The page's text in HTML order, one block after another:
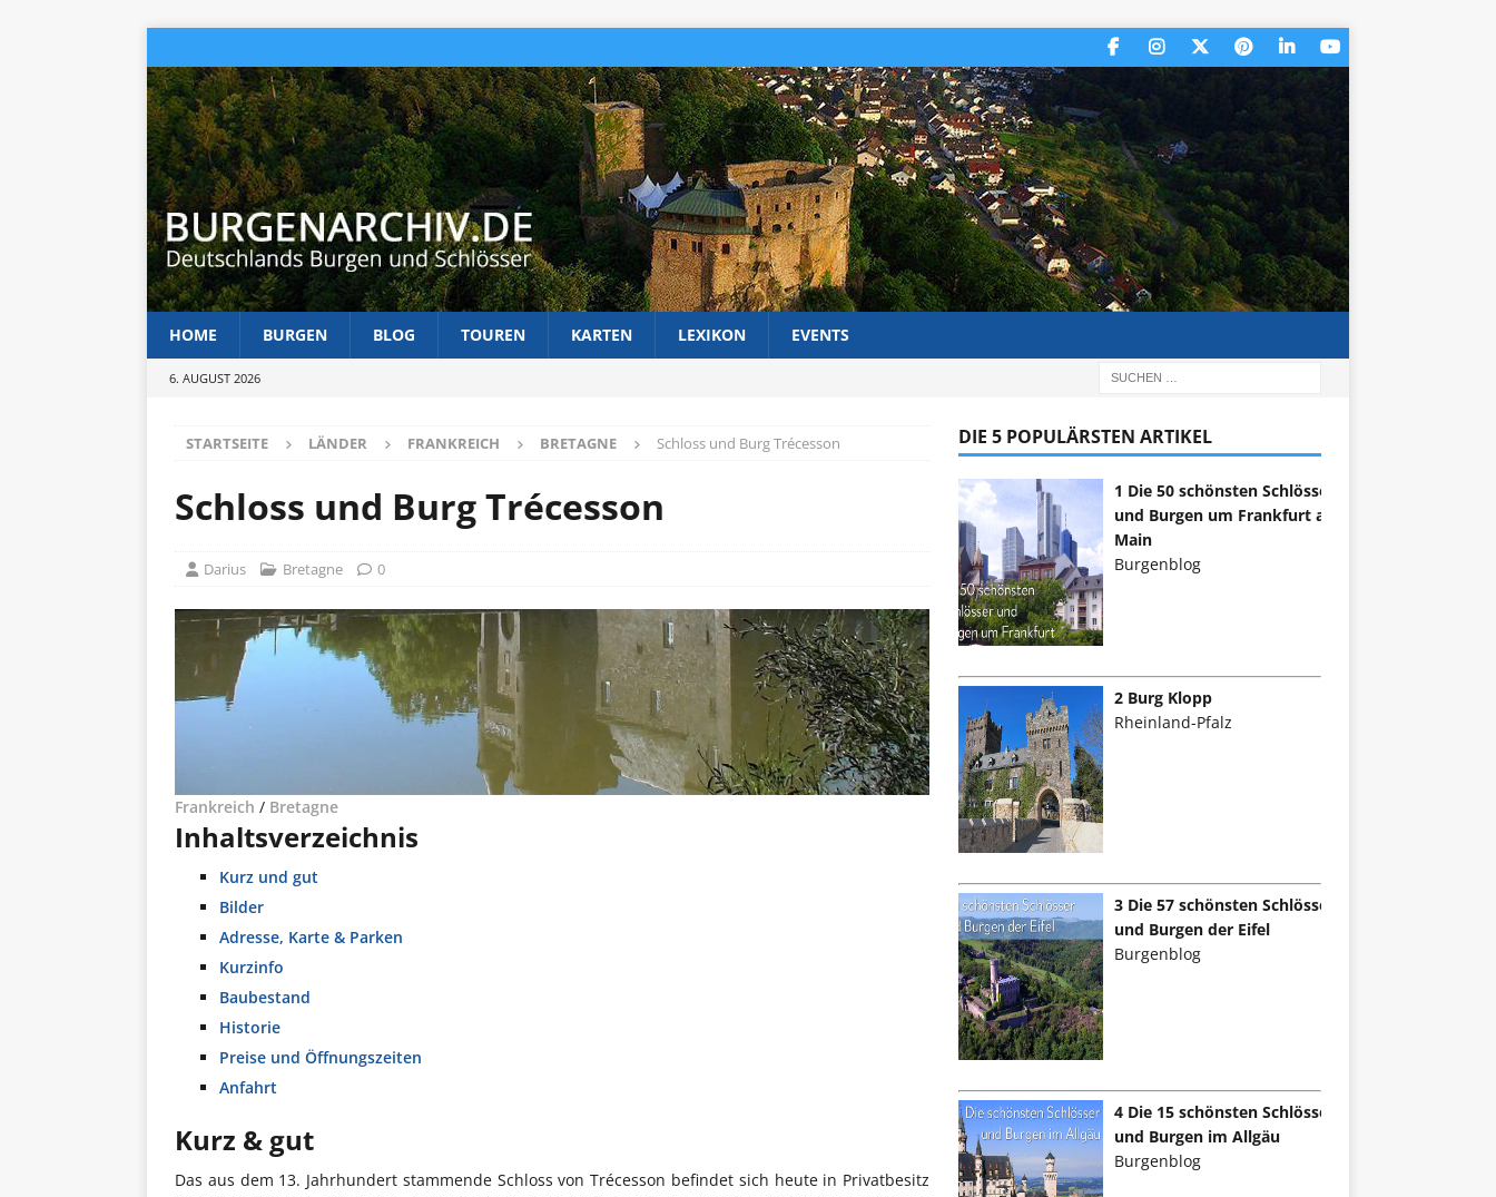
HOME BURGEN BLOG TOUREN KARTEN LEXIKON EVENTS
6. AUGUST 2026
STARTSEITE LÄNDER FRANKREICH BRETAGNE Schloss und Burg Trécesson
Schloss und Burg Trécesson
Darius Bretagne 0
Frankreich / Bretagne
Inhaltsverzeichnis
Kurz und gut
Bilder
Adresse, Karte & Parken
Kurzinfo
Baubestand
Historie
Preise und Öffnungszeiten
Anfahrt
Kurz & gut
Das aus dem 13. Jahrhundert stammende Schloss von Trécesson befindet sich heute in Privatbesitz
DIE 5 POPULÄRSTEN ARTIKEL
1 Die 50 schönsten Schlösser
und Burgen um Frankfurt am
Main
Burgenblog
2 Burg Klopp
Rheinland-Pfalz
3 Die 57 schönsten Schlösser
und Burgen der Eifel
Burgenblog
4 Die 15 schönsten Schlösser
und Burgen im Allgäu
Burgenblog